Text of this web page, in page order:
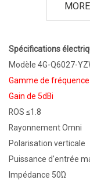
Spécifications
Modèle 4G-Q6027-
Gamme de
Gain de 5dBi
ROS ≤1.8
Rayonnement Omni
Polarisation verticale
Puissance d'entrée
Impédance 50Ώ